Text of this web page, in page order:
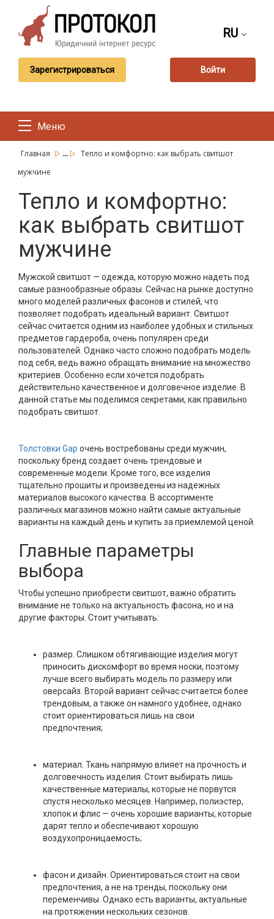
RU
Зарегистрироваться Войти
Меню
Главная ...
Тепло и комфортно: как выбрать свитшот
мужчине
Тепло и комфортно:
как выбрать свитшот
мужчине
Мужской свитшот — одежда, которую можно надеть под
самые разнообразные образы. Сейчас на рынке доступно
много моделей различных фасонов и стилей, что
позволяет подобрать идеальный вариант. Свитшот
сейчас считается одним из наиболее удобных и стильных
предметов гардероба, очень популярен среди
пользователей. Однако часто сложно подобрать модель
под себя, ведь важно обращать внимание на множество
критериев. Особенно если хочется подобрать
действительно качественное и долговечное изделие. В
данной статье мы поделимся секретами, как правильно
подобрать свитшот.
Толстовки Gap очень востребованы среди мужчин,
поскольку бренд создает очень трендовые и
современные модели. Кроме того, все изделия
тщательно прошиты и произведены из надежных
материалов высокого качества. В ассортименте
различных магазинов можно найти самые актуальные
варианты на каждый день и купить за приемлемой ценой.
Главные параметры
выбора
Чтобы успешно приобрести свитшот, важно обратить
внимание не только на актуальность фасона, но и на
другие факторы. Стоит учитывать:
размер. Слишком обтягивающие изделия могут
приносить дискомфорт во время носки, поэтому
лучше всего выбирать модель по размеру или
оверсайз. Второй вариант сейчас считается более
трендовым, а также он намного удобнее, однако
стоит ориентироваться лишь на свои
предпочтения;
материал. Ткань напрямую влияет на прочность и
долговечность изделия. Стоит выбирать лишь
качественные материалы, которые не порвутся
спустя несколько месяцев. Например, полиэстер,
хлопок и флис — очень хорошие варианты, которые
дарят тепло и обеспечивают хорошую
воздухопроницаемость;
фасон и дизайн. Ориентироваться стоит на свои
предпочтения, а не на тренды, поскольку они
переменчивы. Однако есть варианты, актуальные
на протяжении нескольких сезонов.